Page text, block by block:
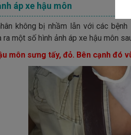
áp xe hậu môn
không bị nhầm lẫn với các
một số hình ảnh áp xe hậu môn
môn sưng tấy, đỏ. Bên cạnh đó